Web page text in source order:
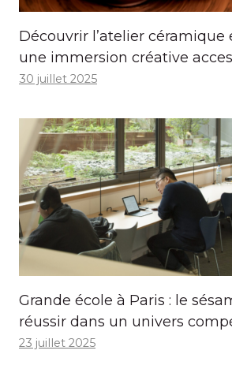
Découvrir l’atelier céramique
une immersion créative
30 juillet 2025
Grande école à Paris : le
réussir dans un univers
23 juillet 2025